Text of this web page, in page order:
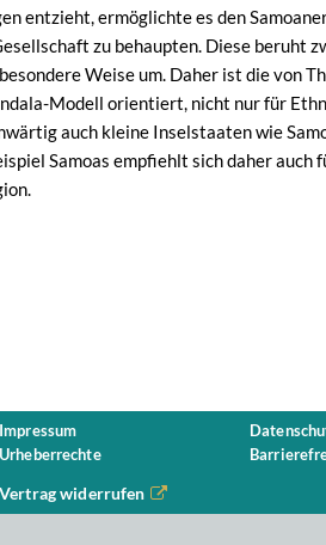
entzieht, ermöglichte es den
zu behaupten. Diese beruht
Weise um. Daher ist die von
Modell orientiert, nicht nur für
auch kleine Inselstaaten wie
Samoas empfiehlt sich daher auch
Impressum
Urheberrechte
Vertrag widerrufen